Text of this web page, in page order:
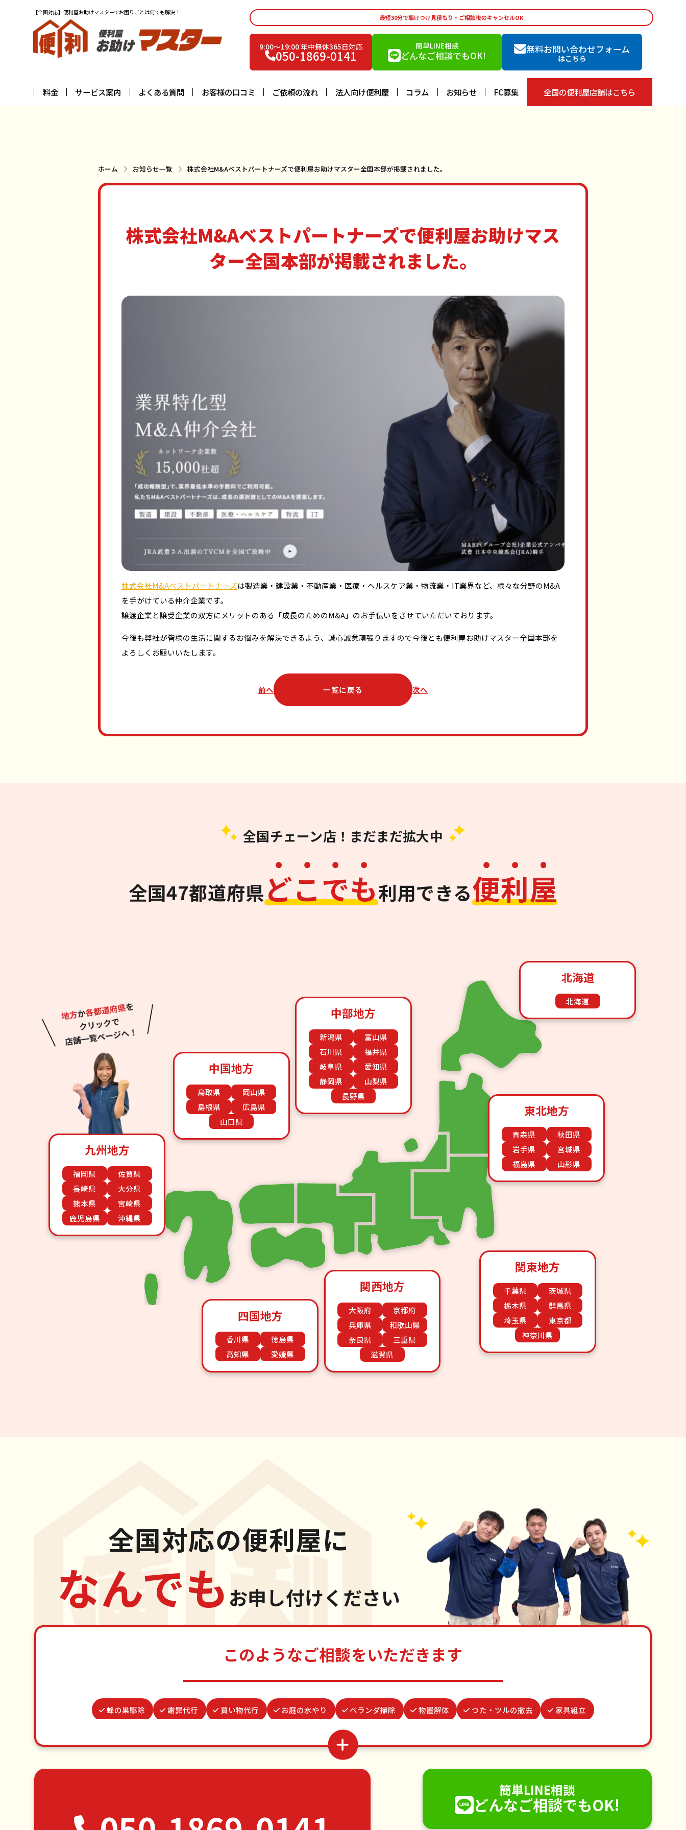
【全国対応】便利屋お助けマスターでお困りごとは何でも解決！
最短30分で駆けつけ見積もり・ご相談後のキャンセルOK
9:00〜19:00 年中無休365日対応
050-1869-0141
簡単LINE相談
どんなご相談でもOK!
無料お問い合わせフォーム
はこちら
料金 サービス案内 よくある質問 お客様の口コミ ご依頼の流れ 法人向け便利屋 コラム お知らせ FC募集 全国の便利屋店舗はこちら
ホーム お知らせ一覧 株式会社M&Aベストパートナーズで便利屋お助けマスター全国本部が掲載されました。
株式会社M&Aベストパートナーズで便利屋お助けマス
ター全国本部が掲載されました。
株式会社M&Aベストパートナーズは製造業・建設業・不動産業・医療・ヘルスケア業・物流業・IT業界など、様々な分野のM&A
を手がけている仲介企業です。
譲渡企業と譲受企業の双方にメリットのある「成長のためのM&A」のお手伝いをさせていただいております。
今後も弊社が皆様の生活に関するお悩みを解決できるよう、誠心誠意頑張りますので今後とも便利屋お助けマスター全国本部を
よろしくお願いいたします。
前へ 一覧に戻る 次へ
全国チェーン店！まだまだ拡大中
全国47都道府県どこでも利用できる便利屋
北海道
北海道
東北地方
青森県
秋田県
岩手県
宮城県
福島県
山形県
関東地方
千葉県
茨城県
栃木県
群馬県
埼玉県
東京都
神奈川県
中部地方
新潟県
富山県
石川県
福井県
岐阜県
愛知県
静岡県
山梨県
長野県
関西地方
大阪府
京都府
兵庫県
和歌山県
奈良県
三重県
滋賀県
四国地方
香川県
徳島県
高知県
愛媛県
中国地方
鳥取県
岡山県
島根県
広島県
山口県
九州地方
福岡県
佐賀県
長崎県
大分県
熊本県
宮崎県
鹿児島県
沖縄県
全国対応の便利屋に
なんでも お申し付けください
このようなご相談をいただきます
蜂の巣駆除 謝罪代行 買い物代行 お庭の水やり ベランダ掃除 物置解体 つた・ツルの撤去 家具組立
遺品整理・生前整理
ゴキブリ駆除
植木の剪定 植木の伐採
電球交換 襖（ふすま）の張替え
空き家管理 各種代行 害獣駆除 ナメクジ駆除
簡単LINE相談
どんなご相談でもOK!